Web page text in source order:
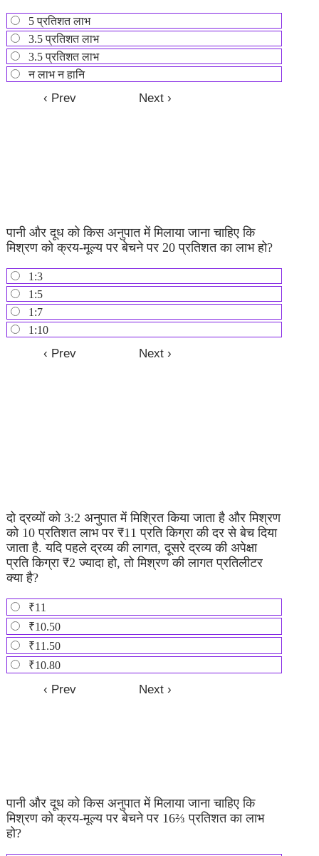
5 प्रतिशत लाभ
3.5 प्रतिशत लाभ
3.5 प्रतिशत लाभ
न लाभ न हानि
पानी और दूध को किस अनुपात में मिलाया जाना चाहिए कि
मिश्रण को क्रय-मूल्य पर बेचने पर 20 प्रतिशत का लाभ हो?
1:3
1:5
1:7
1:10
दो द्रव्यों को 3:2 अनुपात में मिश्रित किया जाता है और मिश्रण
को 10 प्रतिशत लाभ पर ₹11 प्रति किग्रा की दर से बेच दिया
जाता है. यदि पहले द्रव्य की लागत, दूसरे द्रव्य की अपेक्षा
प्रति किग्रा ₹2 ज्यादा हो, तो मिश्रण की लागत प्रतिलीटर
क्या है?
₹11
₹10.50
₹11.50
₹10.80
पानी और दूध को किस अनुपात में मिलाया जाना चाहिए कि
मिश्रण को क्रय-मूल्य पर बेचने पर 16⅔ प्रतिशत का लाभ
हो?